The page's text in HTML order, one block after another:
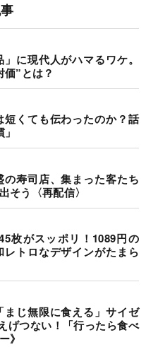
に現代人がハマるワケ。
”とは？
くても伝わったのか？話
の寿司店、集まった客たち
そう〈再配信〉
枚がスッポリ！1089円の
レトロなデザインがたまら
まじ無限に食える」サイゼ
げつない！「行ったら食べ
》